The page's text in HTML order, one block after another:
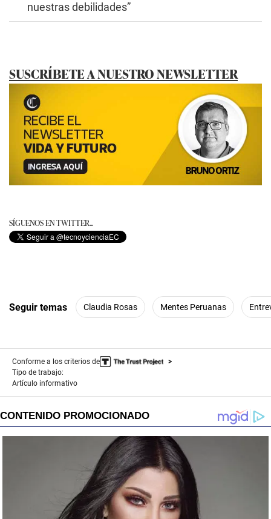
nuestras debilidades”
SUSCRÍBETE A NUESTRO NEWSLETTER
SÍGUENOS EN TWITTER...
Seguir temas Claudia Rosas Mentes Peruanas
Conforme a los criterios de
Tipo de trabajo:
Artículo informativo